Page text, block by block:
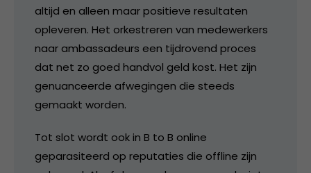
altijd en alleen maar positieve resultaten
opleveren. Het orkestreren van medewerkers
naar ambassadeurs een tijdrovend proces
dat net zo goed handvol geld kost. Het zijn
genuanceerde afwegingen die steeds
gemaakt worden.
Tot slot wordt ook in B to B online
geparasiteerd op reputaties die offline zijn